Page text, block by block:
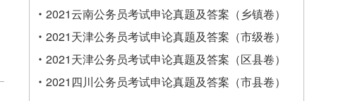
2021云南公务员考试申论真题及答案（乡镇卷）
2021天津公务员考试申论真题及答案（市级卷）
2021天津公务员考试申论真题及答案（区县卷）
2021四川公务员考试申论真题及答案（市县卷）